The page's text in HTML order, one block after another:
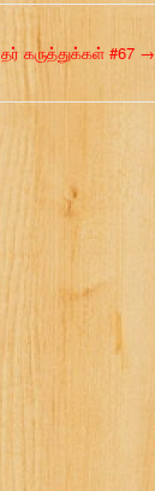
கருத்துக்கள் #67 →